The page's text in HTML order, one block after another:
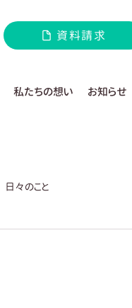
資料請求
私たちの想い お知らせ
日々のこと